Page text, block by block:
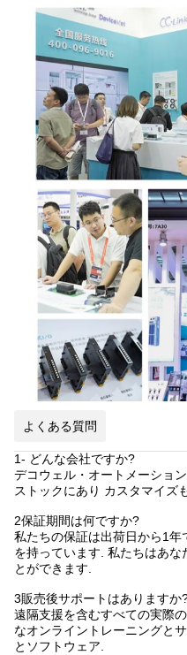
よくある質問
1- どんな会社ですか?
デコウェル・オートメーショ
ストックにあり カスタマイズ
2保証期間は何ですか?
私たちの保証は出荷日から1
を持っています. 私たちはあな
とができます.
3販売後サポートはありますか
遠隔支援を含むすべての実際
なオンライントレーニングと
とソフトウェア.